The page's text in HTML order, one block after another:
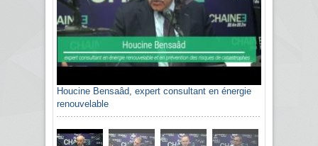
Houcine Bensaâd, expert consultant en énergie
renouvelable